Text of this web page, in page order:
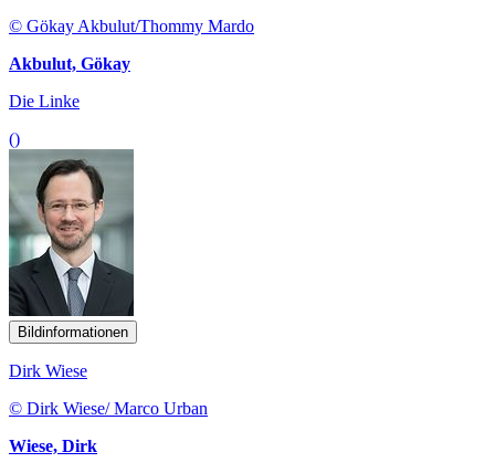
© Gökay Akbulut/Thommy Mardo
Akbulut, Gökay
Die Linke
()
Bildinformationen
Dirk Wiese
© Dirk Wiese/ Marco Urban
Wiese, Dirk